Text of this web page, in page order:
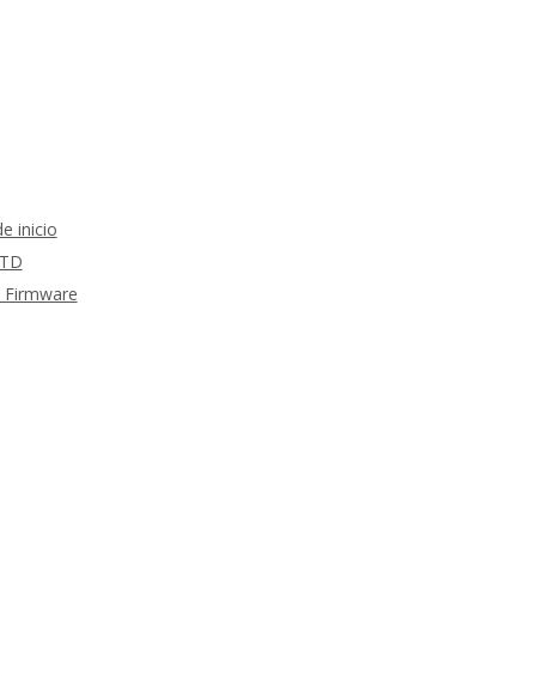
inicio